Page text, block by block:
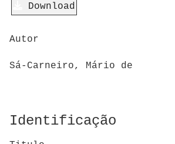
Download
Autor
Sá-Carneiro, Mário de
Identificação